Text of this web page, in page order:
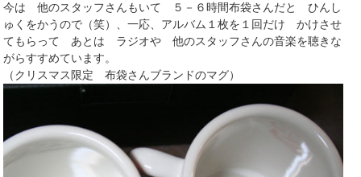
今は 他のスタッフさんもいて ５－６時間布袋さんだと ひんし
ゅくをかうので（笑）、一応、アルバム１枚を１回だけ かけさせ
てもらって あとは ラジオや 他のスタッフさんの音楽を聴きな
がらすすめています。
（クリスマス限定 布袋さんブランドのマグ）